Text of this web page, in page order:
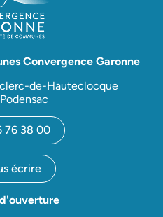
Convergence Garonne
de-Hauteclocque
76 38 00
écrire